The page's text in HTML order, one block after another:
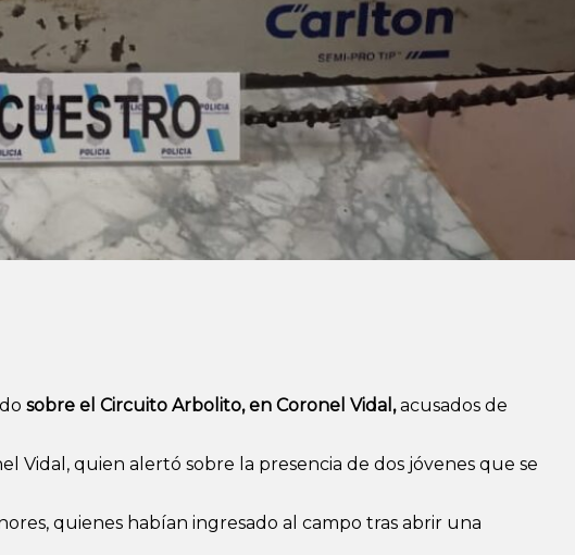
sobre el Circuito Arbolito, en Coronel Vidal,acusados de
Vidal, quien alertó sobre la presencia de dos jóvenes que se
quienes habían ingresado al campo tras abrir una